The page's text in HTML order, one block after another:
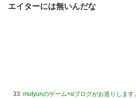
エイターには無いんだな
33: mutyunのゲーム+αブログがお送りします。